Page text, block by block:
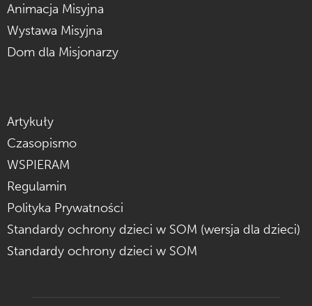
Animacja Misyjna
Wystawa Misyjna
Dom dla Misjonarzy
Artykuły
Czasopismo
WSPIERAM
Regulamin
Polityka Prywatności
Standardy ochrony dzieci w SOM (wersja dla dzieci)
Standardy ochrony dzieci w SOM